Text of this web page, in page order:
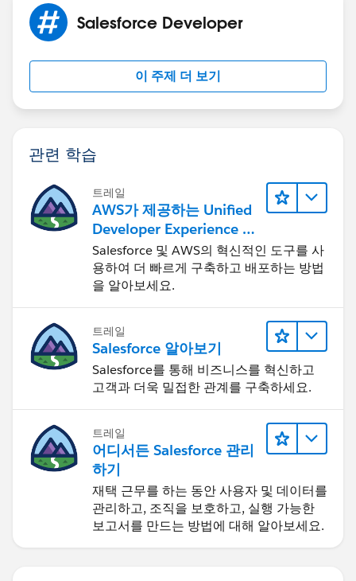
Salesforce Developer
이 주제 더 보기
관련 학습
트레일
AWS가 제공하는 Unified
Developer Experience 둘
러보기
Salesforce 및 AWS의 혁신적인 도구를 사
용하여 더 빠르게 구축하고 배포하는 방법
을 알아보세요.
트레일
Salesforce 알아보기
Salesforce를 통해 비즈니스를 혁신하고
고객과 더욱 밀접한 관계를 구축하세요.
트레일
어디서든 Salesforce 관리
하기
재택 근무를 하는 동안 사용자 및 데이터를
관리하고, 조직을 보호하고, 실행 가능한
보고서를 만드는 방법에 대해 알아보세요.